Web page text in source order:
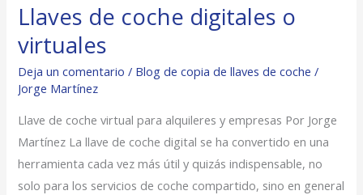
Llaves de coche digitales o
virtuales
Deja un comentario / Blog de copia de llaves de coche /
Jorge Martínez
Llave de coche virtual para alquileres y empresas Por Jorge
Martínez La llave de coche digital se ha convertido en una
herramienta cada vez más útil y quizás indispensable, no
solo para los servicios de coche compartido, sino en general